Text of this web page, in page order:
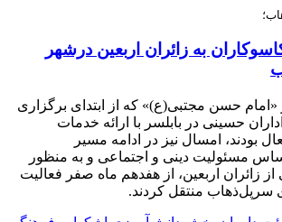
به زائران اربعین درشهر
حسن مجتبی(ع)» که از ابتدای برگزاری
حسینی در بابلسر با ارائه خدمات
بودند، امسال نیز در ادامه مسیر
مسئولیت دینی و اجتماعی و به منظور
زائران اربعین، از هفدهم ماه صفر فعالیت
سرپل‌ذهاب منتقل کردند.